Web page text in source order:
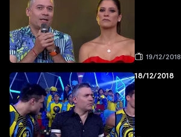
19/12/2018
18/12/2018